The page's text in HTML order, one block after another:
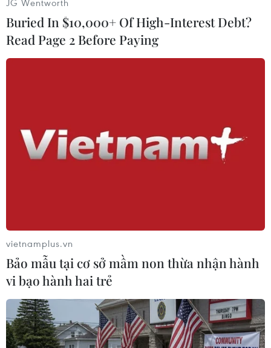
nhiều hoạt động như
rước Long vị
vua Lý Thái
Tổ và các bậc Danh Tăngtừ Bắc Ninh về Hà Nội;
Rước xá lợi Phật; Đại lễ cầu quốc thái dân an;
đăng và giao lưu nghệ thuật “Dấu ấn Thăng
Long”./.
Buried In $10,000+ Of High-Interest Debt?
Read Page 2 Before Paying
vietnamplus.vn
Bảo mẫu tại cơ sở mầm non thừa nhận hành
vi bạo hành hai trẻ